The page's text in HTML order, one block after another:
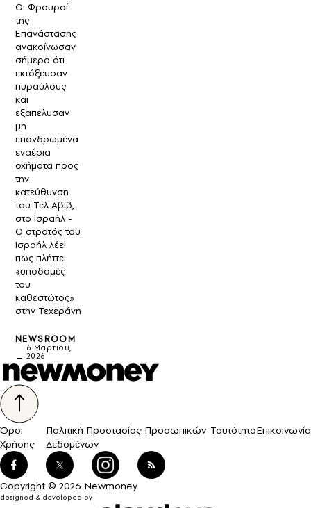
Οι Φρουροί
της
Επανάστασης
ανακοίνωσαν
σήμερα ότι
εκτόξευσαν
πυραύλους
και
εξαπέλυσαν
μη
επανδρωμένα
εναέρια
οχήματα προς
την
κατεύθυνση
του Τελ Αβίβ,
στο Ισραήλ -
Ο στρατός του
Ισραήλ λέει
πως πλήττει
«υποδομές
του
καθεστώτος»
στην Τεχεράνη
NEWSROOM
6 Μαρτίου,
2026
Όροι
Χρήσης
Πολιτική Προστασίας Προσωπικών
Δεδομένων
ΤαυτότηταΕπικοινωνία
Copyright © 2026 Newmoney
designed & developed by